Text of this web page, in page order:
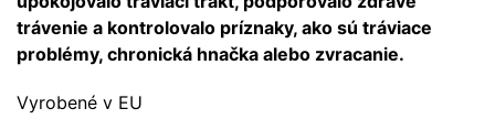
trávenie a kontrolovalo príznaky, ako sú tráviace
problémy, chronická hnačka alebo zvracanie.
Vyrobené v EU